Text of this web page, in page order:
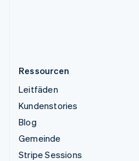
Ressourcen
Leitfäden
Kundenstories
Blog
Gemeinde
Stripe Sessions